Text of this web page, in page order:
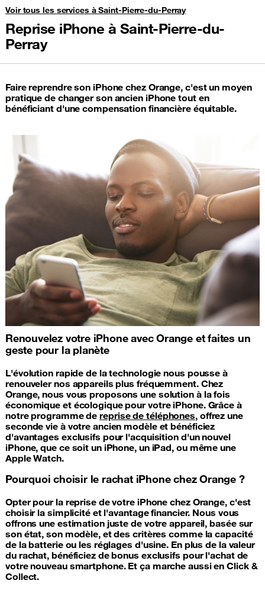
Voir tous les services à Saint-Pierre-du-Perray
Reprise iPhone à Saint-Pierre-du-
Perray
Faire reprendre son iPhone chez Orange, c'est un moyen
pratique de changer son ancien iPhone tout en
bénéficiant d'une compensation financière équitable.
Renouvelez votre iPhone avec Orange et faites un
geste pour la planète
L'évolution rapide de la technologie nous pousse à
renouveler nos appareils plus fréquemment. Chez
Orange, nous vous proposons une solution à la fois
économique et écologique pour votre iPhone. Grâce à
notre programme dereprise de téléphones, offrez une
seconde vie à votre ancien modèle et bénéficiez
d'avantages exclusifs pour l'acquisition d'un nouvel
iPhone, que ce soit un iPhone, un iPad, ou même une
Apple Watch.
Pourquoi choisir le rachat iPhone chez Orange ?
Opter pour la reprise de votre iPhone chez Orange, c'est
choisir la simplicité et l'avantage financier. Nous vous
offrons une estimation juste de votre appareil, basée sur
son état, son modèle, et des critères comme la capacité
de la batterie ou les réglages d'usine. En plus de la valeur
du rachat, bénéficiez de bonus exclusifs pour l'achat de
votre nouveau smartphone. Et ça marche aussi en Click &
Collect.